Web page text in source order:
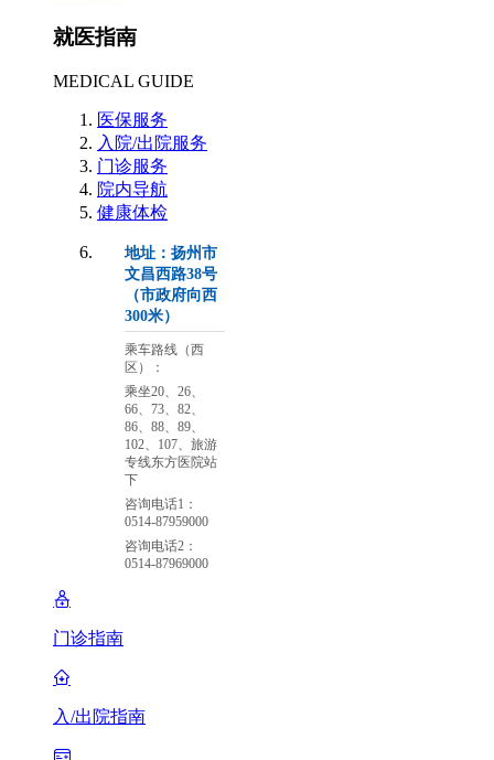
就医指南
MEDICAL GUIDE
医保服务
入院/出院服务
门诊服务
院内导航
健康体检
地址：扬州市
文昌西路38号
（市政府向西
300米）
乘车路线（西
区）：
乘坐20、26、
66、73、82、
86、88、89、
102、107、旅游
专线东方医院站
下
咨询电话1：
0514-87959000
咨询电话2：
0514-87969000
门诊指南
入/出院指南